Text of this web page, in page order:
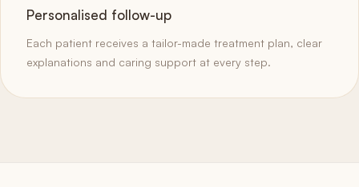
Personalised follow-up
Each patient receives a tailor-made treatment plan, clear
explanations and caring support at every step.